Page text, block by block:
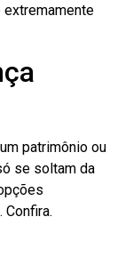
patrimônio ou
se soltam da